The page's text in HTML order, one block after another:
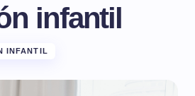
infantil
INFANTIL